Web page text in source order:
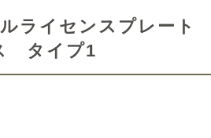
ライセンスプレート
タイプ1